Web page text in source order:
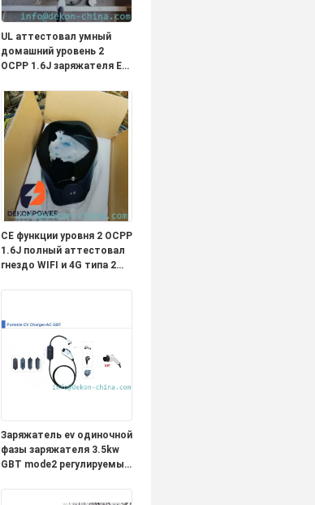
UL аттестовал умный
домашний уровень 2
OCPP 1.6J заряжателя EV
типа 1 функции с 5
метрами привязывает
выход 40A
CE функции уровня 2 OCPP
1.6J полный аттестовал
гнездо WIFI и 4G типа 2
Заряжатель ev одиночной
фазы заряжателя 3.5kw
GBT mode2 регулируемый